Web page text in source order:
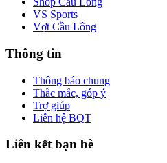
VS Sports
Vợt Cầu Lông
Thông tin
Thông báo chung
Thắc mắc, góp ý
Trợ giúp
Liên hệ BQT
Liên kết bạn bè